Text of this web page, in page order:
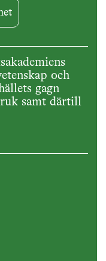
och
gagn
samt därtill